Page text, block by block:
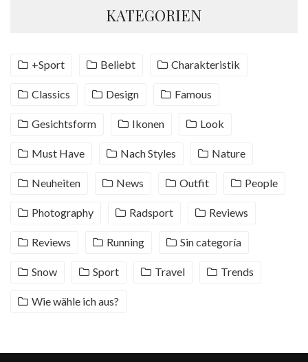
KATEGORIEN
+Sport Beliebt Charakteristik
Classics Design Famous
Gesichtsform Ikonen Look
Must Have Nach Styles Nature
Neuheiten News Outfit People
Photography Radsport Reviews
Reviews Running Sin categoría
Snow Sport Travel Trends
Wie wähle ich aus?